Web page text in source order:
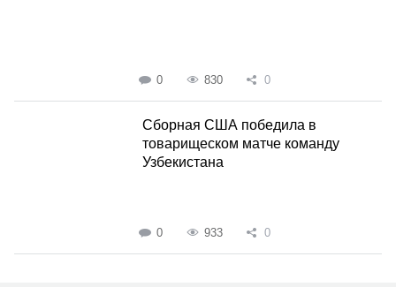
0 830 0
Сборная США победила в
товарищеском матче команду
Узбекистана
0 933 0